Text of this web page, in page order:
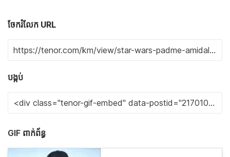
ចែករំលែក URL
បង្កប់
GIF ពាក់ព័ន្ធ